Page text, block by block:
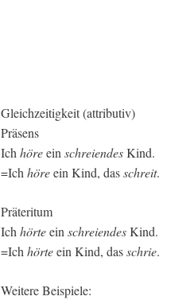
Gleichzeitigkeit (attributiv)
Präsens
IchhöreeinschreiendesKind.
=Ichhöreein Kind, dasschreit.
Präteritum
IchhörteeinschreiendesKind.
=Ichhörteein Kind, dasschrie.
Weitere Beispiele: